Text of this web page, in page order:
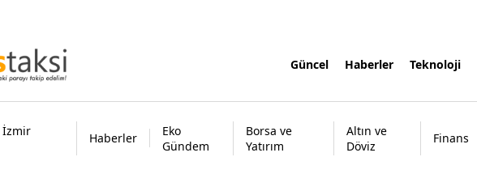
Güncel Haberler Teknoloji
İzmir
Haberler
Eko
Gündem
Borsa ve
Yatırım
Altın ve
Döviz
Finans